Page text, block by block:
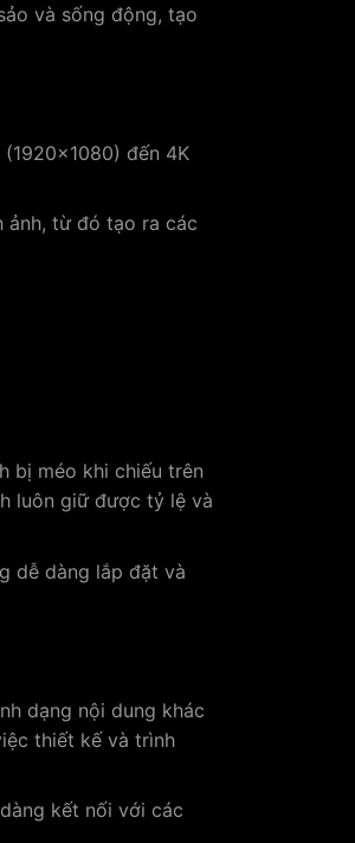
và sống động, tạo
đến 4K
từ đó tạo ra các
bị méo khi chiếu trên
luôn giữ được tỷ lệ và
dễ dàng lắp đặt và
dạng nội dung khác
thiết kế và trình
kết nối với các